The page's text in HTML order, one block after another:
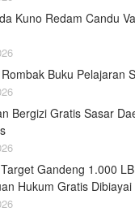
Kuno Redam Candu
Buku Pelajaran
Bergizi Gratis Sasar
Gandeng 1.000
Hukum Gratis Dibiayai